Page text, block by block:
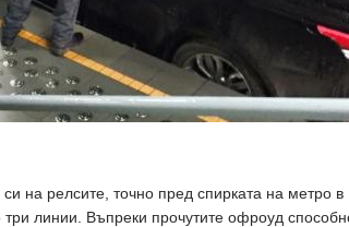
на релсите, точно пред спирката на метро в
линии. Въпреки прочутите офроуд